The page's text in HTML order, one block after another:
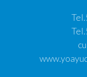
Tel.
Tel.